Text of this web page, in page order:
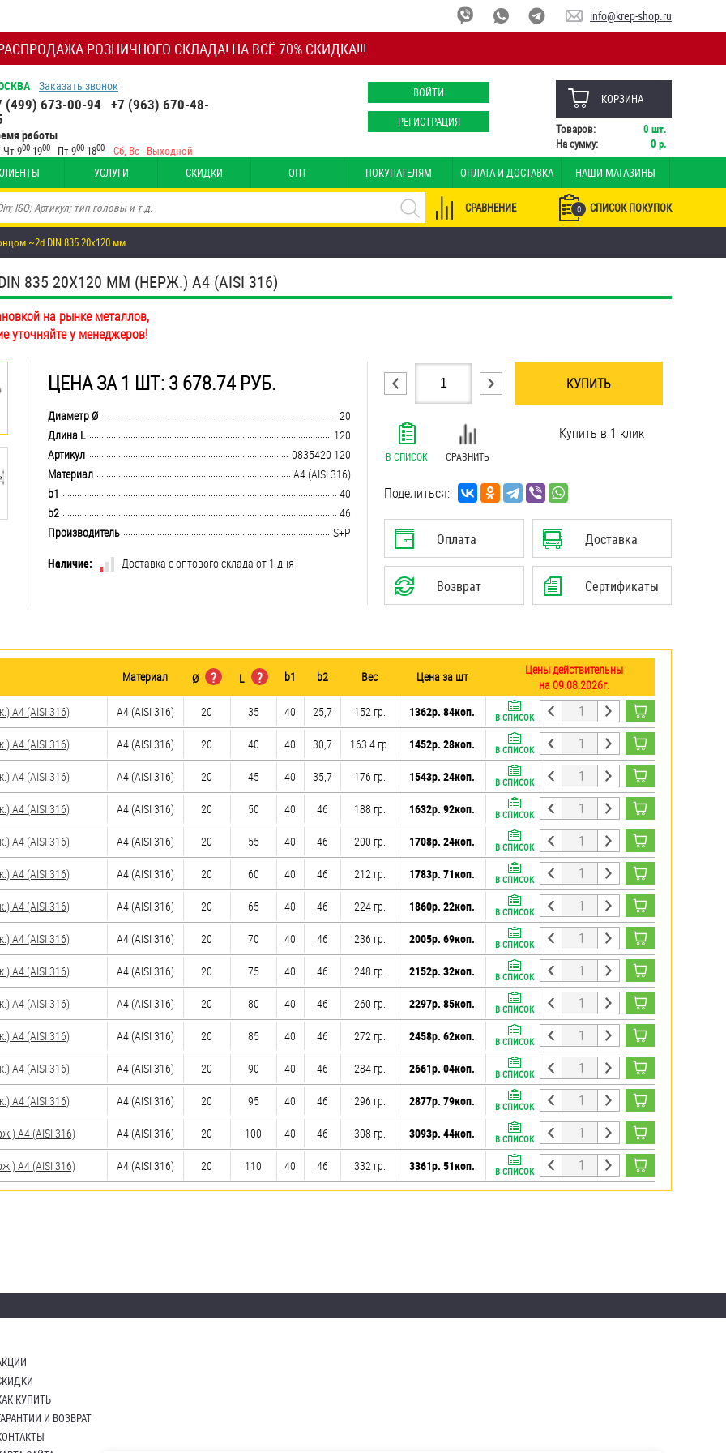
РОЗНИЧНОГО СКЛАДА! НА ВСЁ 70% СКИДКА!!!
info@krep-shop.ru
Заказать звонок
(499) 673-00-94 +7 (963) 670-48-
работы
Чт 900-1900 Пт 900-1800 Сб, Вс - Выходной
ВОЙТИ
РЕГИСТРАЦИЯ
КОРЗИНА
Товаров: 0 шт.
На сумму:
0 р.
УСЛУГИ СКИДКИ ОПТ ПОКУПАТЕЛЯМ ОПЛАТА И ДОСТАВКА НАШИ МАГАЗИНЫ
0 СПИСОК ПОКУПОК
СРАВНЕНИЕ
~2d DIN 835 20х120 мм
835 20Х120 ММ (НЕРЖ.) A4 (AISI 316)
на рынке металлов,
уточняйте у менеджеров!
ЦЕНА ЗА 1 ШТ: 3 678.74 РУБ.
........................................................................................................................................................................................................
Диаметр Ø
20
........................................................................................................................................................................................................
Длина L
120
........................................................................................................................................................................................................
Артикул
0835420 120
........................................................................................................................................................................................................
Материал
A4 (AISI 316)
........................................................................................................................................................................................................
b1
40
........................................................................................................................................................................................................
b2
46
........................................................................................................................................................................................................
Производитель
S+P
Наличие:
Доставка с оптового склада от 1 дня
КУПИТЬ
В СПИСОК СРАВНИТЬ
Купить в 1 клик
Поделиться:
Оплата Доставка
Возврат Сертификаты
Материал Ø ? L ? b1 b2 Вес Цена за шт
Цены действительны
на 09.08.2026г.
A4 (AISI 316)
A4 (AISI 316) 20 35 40 25,7 152 гр. 1362р. 84коп. В СПИСОК
A4 (AISI 316) A4 (AISI 316) 20 40 40 30,7 163.4 гр. 1452р. 28коп. В СПИСОК
A4 (AISI 316) A4 (AISI 316) 20 45 40 35,7 176 гр. 1543р. 24коп. В СПИСОК
A4 (AISI 316) A4 (AISI 316) 20 50 40 46 188 гр. 1632р. 92коп. В СПИСОК
A4 (AISI 316) A4 (AISI 316) 20 55 40 46 200 гр. 1708р. 24коп. В СПИСОК
A4 (AISI 316) A4 (AISI 316) 20 60 40 46 212 гр. 1783р. 71коп. В СПИСОК
A4 (AISI 316) A4 (AISI 316) 20 65 40 46 224 гр. 1860р. 22коп. В СПИСОК
A4 (AISI 316) A4 (AISI 316) 20 70 40 46 236 гр. 2005р. 69коп. В СПИСОК
A4 (AISI 316) A4 (AISI 316) 20 75 40 46 248 гр. 2152р. 32коп. В СПИСОК
A4 (AISI 316) A4 (AISI 316) 20 80 40 46 260 гр. 2297р. 85коп. В СПИСОК
A4 (AISI 316) A4 (AISI 316) 20 85 40 46 272 гр. 2458р. 62коп. В СПИСОК
A4 (AISI 316) A4 (AISI 316) 20 90 40 46 284 гр. 2661р. 04коп. В СПИСОК
A4 (AISI 316) A4 (AISI 316) 20 95 40 46 296 гр. 2877р. 79коп. В СПИСОК
A4 (AISI 316) A4 (AISI 316) 20 100 40 46 308 гр. 3093р. 44коп. В СПИСОК
A4 (AISI 316) A4 (AISI 316) 20 110 40 46 332 гр. 3361р. 51коп. В СПИСОК
КУПИТЬ
И ВОЗВРАТ